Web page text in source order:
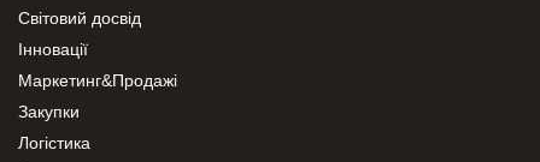
Світовий досвід
Інновації
Маркетинг&Продажі
Закупки
Логістика